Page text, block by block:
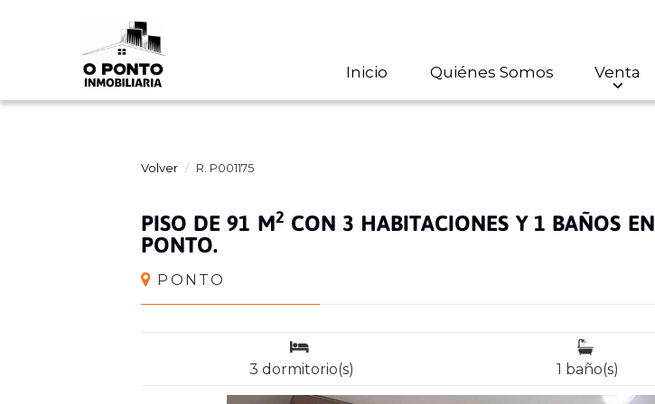
Inicio Quiénes Somos Venta
Volver R. P001175
PISO DE 91 M2 CON 3 HABITACIONES Y 1 BAÑOS EN
PONTO.
PONTO
3 dormitorio(s) 1 baño(s)